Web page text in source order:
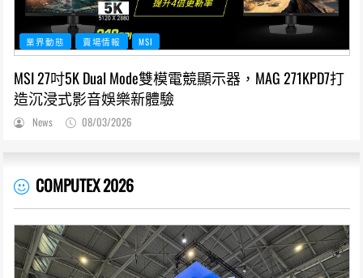
業界動態 賣場情報 MSI
MSI 27吋5K Dual Mode雙模電競顯示器，MAG 271KPD7打
造沉浸式影音娛樂新體驗
News 08/03/2026
COMPUTEX 2026